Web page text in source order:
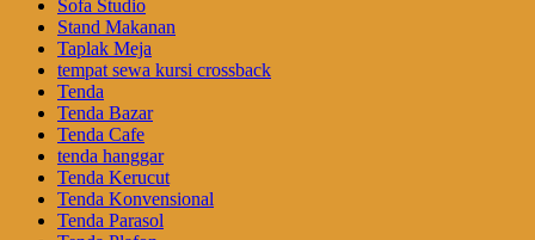
Sofa Studio
Stand Makanan
Taplak Meja
tempat sewa kursi crossback
Tenda
Tenda Bazar
Tenda Cafe
tenda hanggar
Tenda Kerucut
Tenda Konvensional
Tenda Parasol